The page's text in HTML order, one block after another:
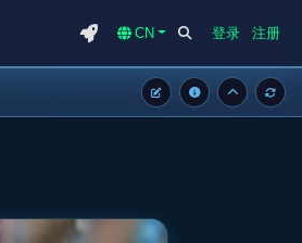
CN 登录 注册